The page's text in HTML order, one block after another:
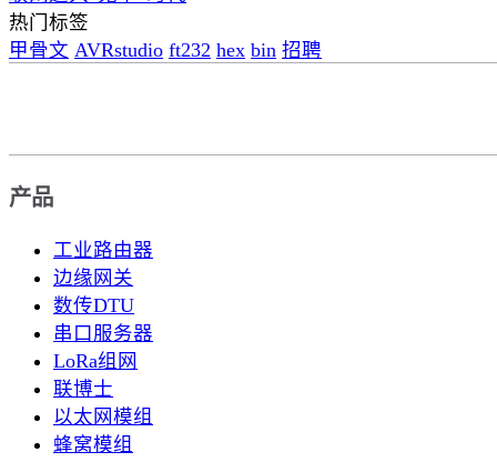
热门标签
甲骨文 AVRstudio ft232 hex bin 招聘
产品
工业路由器
边缘网关
数传DTU
串口服务器
LoRa组网
联博士
以太网模组
蜂窝模组